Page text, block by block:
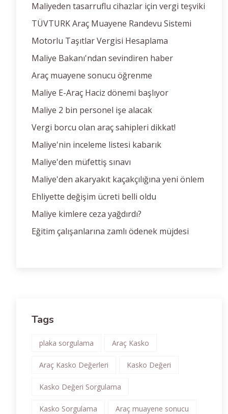
Maliyeden tasarruflu cihazlar için vergi teşviki
TÜVTURK Araç Muayene Randevu Sistemi
Motorlu Taşıtlar Vergisi Hesaplama
Maliye Bakanı'ndan sevindiren haber
Araç muayene sonucu öğrenme
Maliye E-Araç Haciz dönemi başlıyor
Maliye 2 bin personel işe alacak
Vergi borcu olan araç sahipleri dikkat!
Maliye'nin inceleme listesi kabarık
Maliye'den müfettiş sınavı
Maliye'den akaryakıt kaçakçılığına yeni önlem
Ehliyette değişim ücreti belli oldu
Maliye kimlere ceza yağdırdı?
Eğitim çalışanlarına zamlı ödenek müjdesi
Tags
plaka sorgulama Araç Kasko
Araç Kasko Değerleri Kasko Değeri
Kasko Değeri Sorgulama
Kasko Sorgulama Araç muayene sonucu